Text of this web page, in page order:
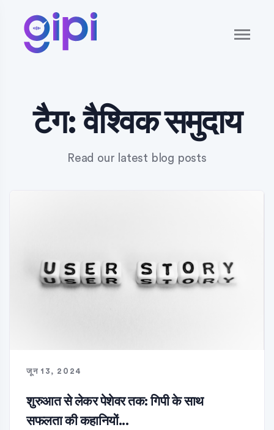
टैग:वैश्विक समुदाय
Read our latest blog posts
जून 13, 2024
शुरुआत से लेकर पेशेवर तक: गिपी के साथ
सफलता की कहानियों...